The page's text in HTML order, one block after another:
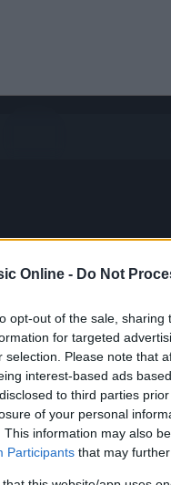
Online - Do Not
opt-out of the sale,
for targeted
selection. Please note that
interest-based ads
to third parties
of your personal
This information may also
Participants that may
la
le regole
degli artisti.
concetti operativi
e illustra
al rischio.